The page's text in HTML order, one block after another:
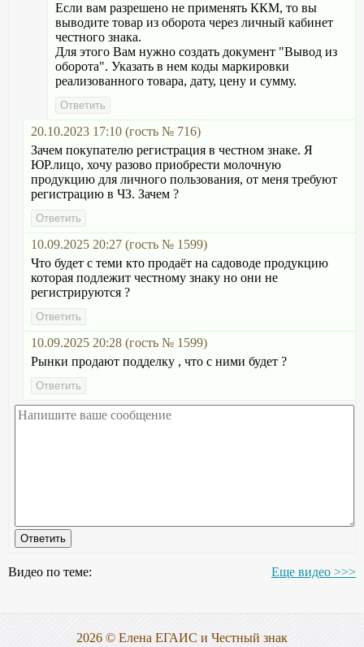
Если вам разрешено не применять ККМ, то вы
выводите товар из оборота через личный кабинет
честного знака.
Для этого Вам нужно создать документ "Вывод из
оборота". Указать в нем коды маркировки
реализованного товара, дату, цену и сумму.
20.10.2023 17:10 (гость № 716)
Зачем покупателю регистрация в честном знаке. Я
ЮР.лицо, хочу разово приобрести молочную
продукцию для личного пользования, от меня требуют
регистрацию в ЧЗ. Зачем ?
10.09.2025 20:27 (гость № 1599)
Что будет с теми кто продаёт на садоводе продукцию
которая подлежит честному знаку но они не
регистрируются ?
10.09.2025 20:28 (гость № 1599)
Рынки продают подделку , что с ними будет ?
Видео по теме: Еще видео >>>
2026 © Елена ЕГАИС и Честный знак